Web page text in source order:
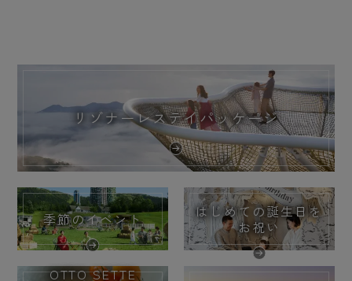
リゾナーレステイパッケージ
季節のイベント
はじめての誕生日を
お祝い
OTTO SETTE